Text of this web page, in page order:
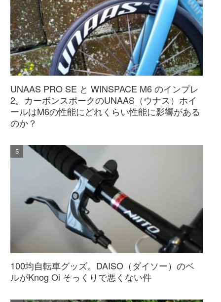
UNAAS PRO SE と WINSPACE M6 のインプレ
2。カーボンスポークのUNAAS（ウナス）ホイ
ールはM6の性能にどれくらい性能に影響がある
のか？
100均自転車グッズ。DAISO（ダイソー）のベ
ルがKnog Oi そっくりで悪くない件